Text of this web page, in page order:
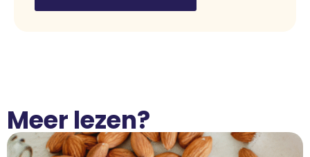
Meer lezen?